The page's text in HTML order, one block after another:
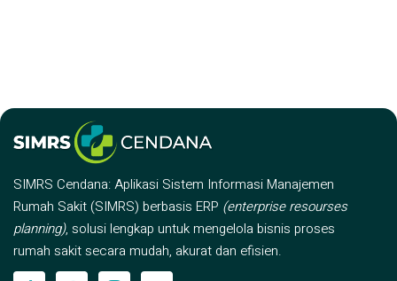
SIMRS Cendana: Aplikasi Sistem Informasi Manajemen
Rumah Sakit (SIMRS) berbasis ERP (enterprise resourses
planning), solusi lengkap untuk mengelola bisnis proses
rumah sakit secara mudah, akurat dan efisien.